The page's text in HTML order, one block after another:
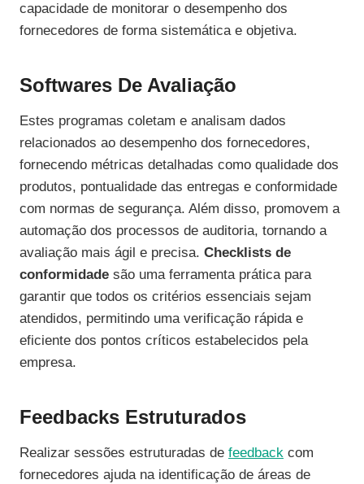
capacidade de monitorar o desempenho dos
fornecedores de forma sistemática e objetiva.
Softwares De Avaliação
Estes programas coletam e analisam dados
relacionados ao desempenho dos fornecedores,
fornecendo métricas detalhadas como qualidade dos
produtos, pontualidade das entregas e conformidade
com normas de segurança. Além disso, promovem a
automação dos processos de auditoria, tornando a
avaliação mais ágil e precisa. Checklists de
conformidade são uma ferramenta prática para
garantir que todos os critérios essenciais sejam
atendidos, permitindo uma verificação rápida e
eficiente dos pontos críticos estabelecidos pela
empresa.
Feedbacks Estruturados
Realizar sessões estruturadas de feedback com
fornecedores ajuda na identificação de áreas de